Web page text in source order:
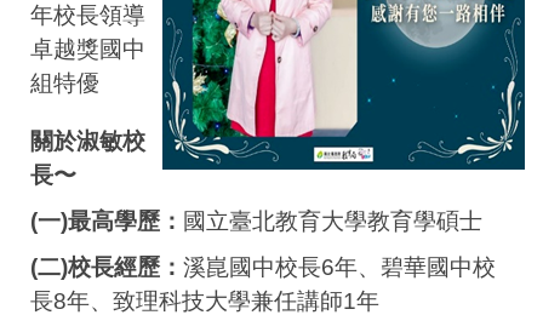
年校長領導
卓越獎國中
組特優
關於淑敏校
長〜
(一)最高學歷： 國立臺北教育大學教育學碩士
(二)校長經歷： 溪崑國中校長6年、碧華國中校
長8年、致理科技大學兼任講師1年